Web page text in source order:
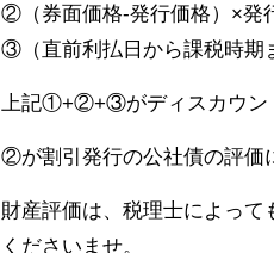
②（券面価格-発行価格）×発
③（直前利払日から課税時期
上記①+②+③がディスカウン
②が割引発行の公社債の評価
財産評価は、税理士によっ
くださいませ。